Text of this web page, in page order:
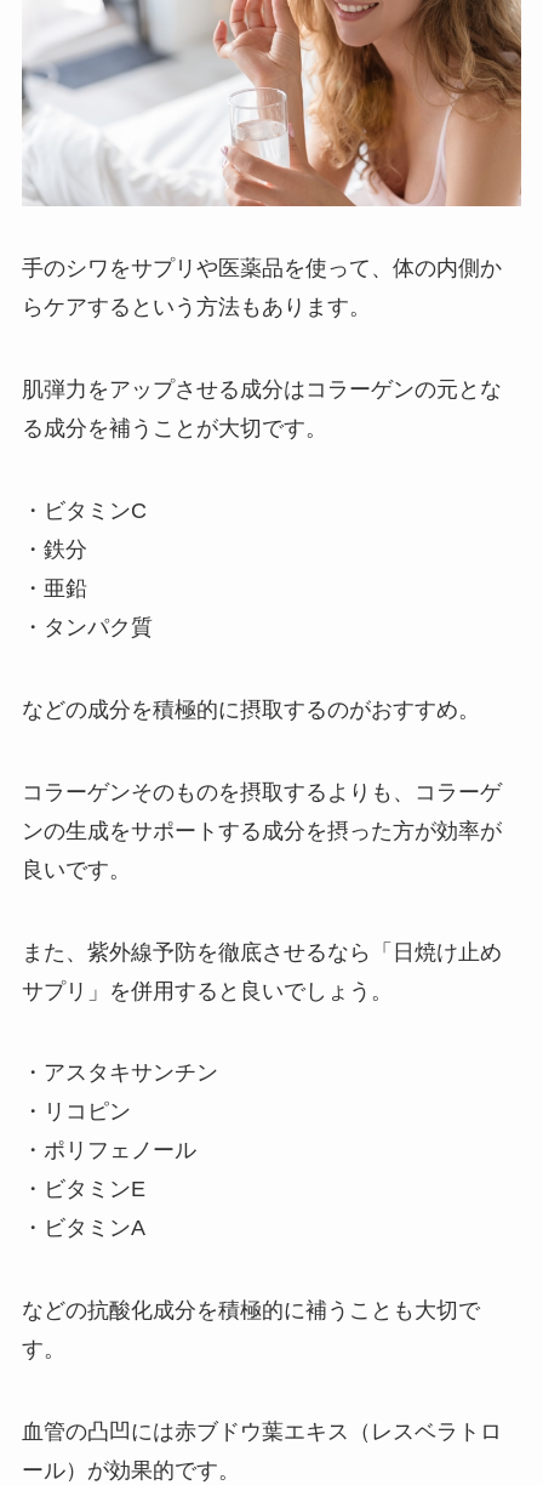
手のシワをサプリや医薬品を使って、体の内側か
らケアするという方法もあります。
肌弾力をアップさせる成分はコラーゲンの元とな
る成分を補うことが大切です。
・ビタミンC
・鉄分
・亜鉛
・タンパク質
などの成分を積極的に摂取するのがおすすめ。
コラーゲンそのものを摂取するよりも、コラーゲ
ンの生成をサポートする成分を摂った方が効率が
良いです。
また、紫外線予防を徹底させるなら「日焼け止め
サプリ」を併用すると良いでしょう。
・アスタキサンチン
・リコピン
・ポリフェノール
・ビタミンE
・ビタミンA
などの抗酸化成分を積極的に補うことも大切で
す。
血管の凸凹には赤ブドウ葉エキス（レスベラトロ
ール）が効果的です。